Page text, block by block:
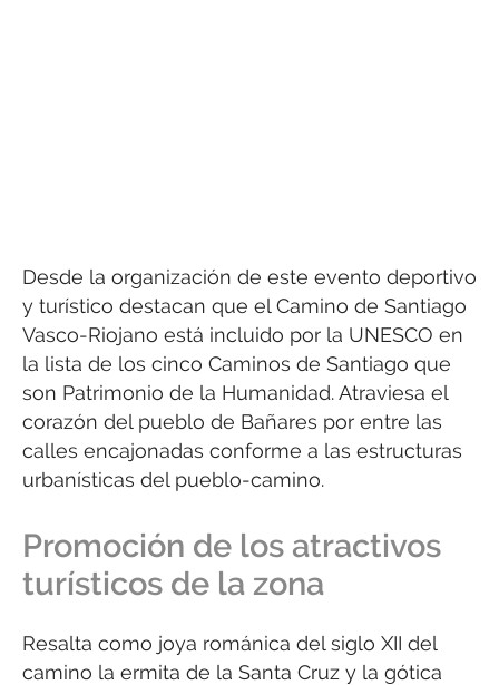
Desde la organización de este evento deportivo
y turístico destacan que el Camino de Santiago
Vasco-Riojano está incluido por la UNESCO en
la lista de los cinco Caminos de Santiago que
son Patrimonio de la Humanidad. Atraviesa el
corazón del pueblo de Bañares por entre las
calles encajonadas conforme a las estructuras
urbanísticas del pueblo-camino.
Promoción de los atractivos
turísticos de la zona
Resalta como joya románica del siglo XII del
camino la ermita de la Santa Cruz y la gótica